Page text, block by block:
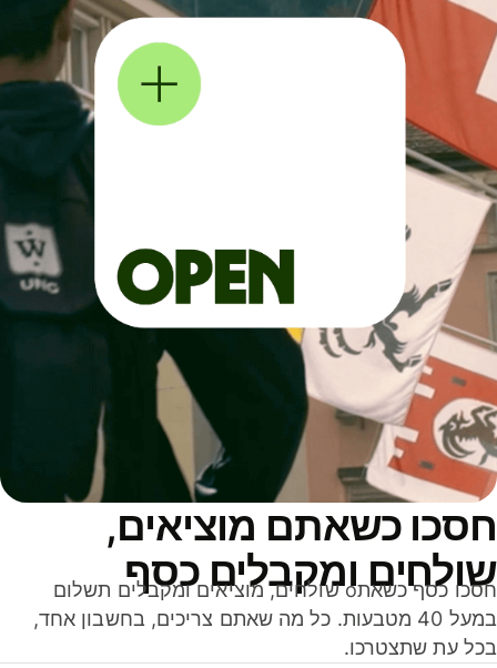
כשאתם מוציאים,
ומקבלים כסף
חסכו כסף כשאתo שולחים, מוציאים ומקבלים תשלום
במעל 40 מטבעות. כל מה שאתם צריכים, בחשבון אחד,
עת שתצטרכו.